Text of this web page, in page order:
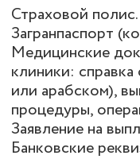
Страховой полис.
Загранпаспорт
Медицинские
клиники:
или арабском),
процедуры,
Заявление на
Банковские